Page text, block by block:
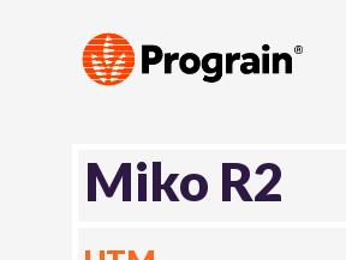
Miko R2